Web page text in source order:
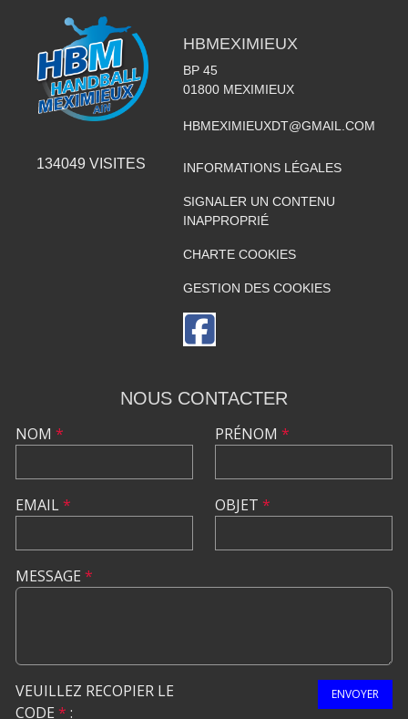
134049 VISITES
HBMEXIMIEUX
BP 45
01800 MEXIMIEUX
HBMEXIMIEUXDT@GMAIL.COM
INFORMATIONS LÉGALES
SIGNALER UN CONTENU
INAPPROPRIÉ
CHARTE COOKIES
GESTION DES COOKIES
NOUS CONTACTER
NOM *
EMAIL*
PRÉNOM *
OBJET *
MESSAGE *
VEUILLEZ RECOPIER LE
CODE * :
ENVOYER